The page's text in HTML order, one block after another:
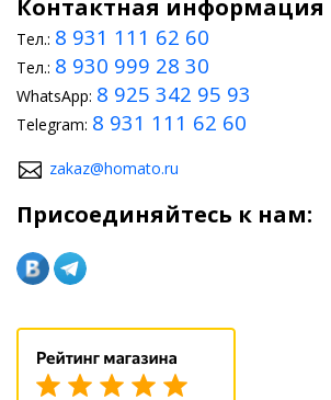
Контактная информация
Тел.: 8 931 111 62 60
Тел.: 8 930 999 28 30
WhatsApp: 8 925 342 95 93
Telegram: 8 931 111 62 60
zakaz@homato.ru
Присоединяйтесь к нам: